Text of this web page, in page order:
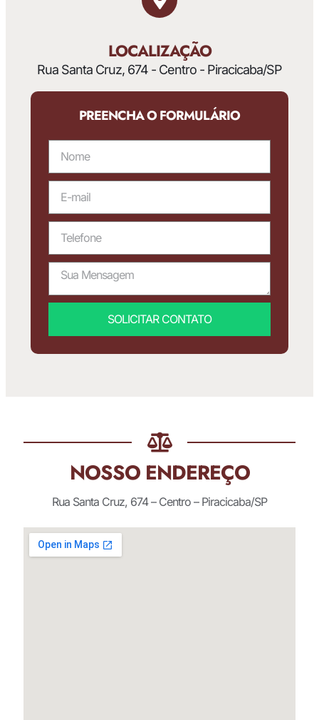
LOCALIZAÇÃO
Rua Santa Cruz, 674 - Centro - Piracicaba/SP
PREENCHA O FORMULÁRIO
SOLICITAR CONTATO
NOSSO ENDEREÇO
Rua Santa Cruz, 674 – Centro – Piracicaba/SP